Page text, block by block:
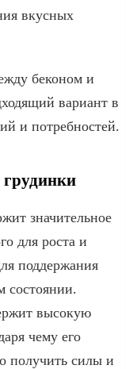
вкусных
беконом и
вариант в
и потребностей.
грудинки
значительное
для роста и
поддержания
состоянии.
высокую
чему его
получить силы и